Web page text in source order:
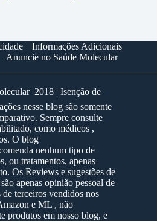
Informações Adicionais
Anuncie no Saúde Molecular
2018 | Isenção de
nesse blog são somente
Sempre consulte
como médicos ,
O blog
nenhum tipo de
ou tratamentos, apenas
Os Reviews e sugestões de
apenas opinião pessoal de
terceiros vendidos nos
e ML , não
produtos em nosso blog, e